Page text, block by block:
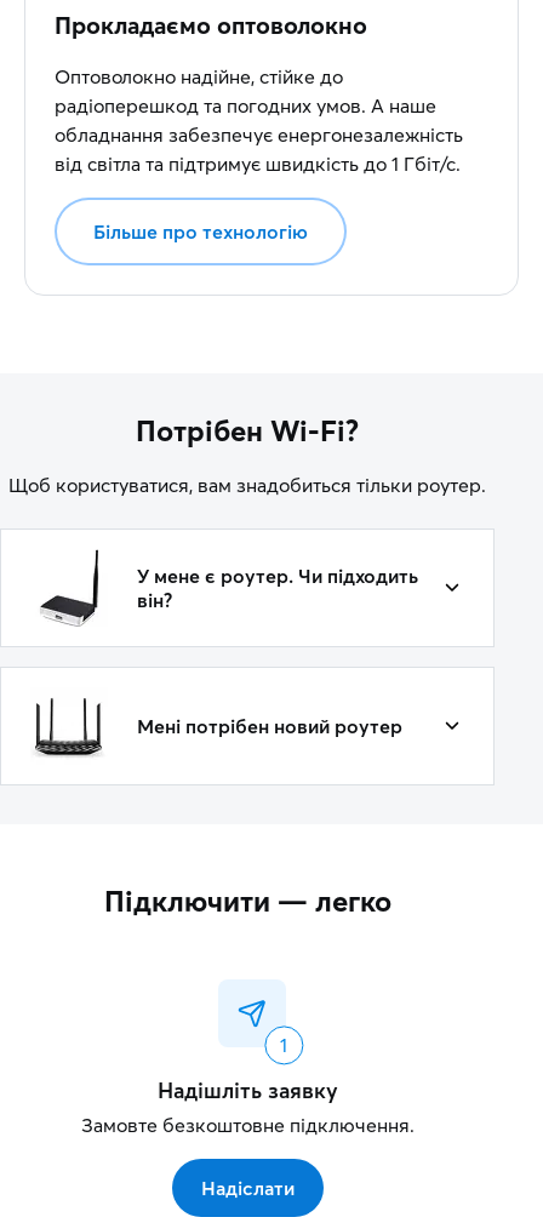
Прокладаємо оптоволокно
Оптоволокно надійне, стійке до
радіоперешкод та погодних умов. А наше
обладнання забезпечує енергонезалежність
від світла та підтримує швидкість до 1 Гбіт/с.
Більше про технологію
Потрібен Wi-Fi?
Щоб користуватися, вам знадобиться тільки роутер.
У мене є роутер. Чи підходить
він?
Мені потрібен новий роутер
Підключити — легко
Надішліть заявку
Замовте безкоштовне підключення.
Надіслати